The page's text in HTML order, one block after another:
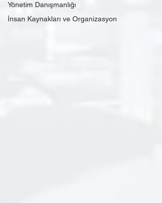
Yönetim Danışmanlığı
İnsan Kaynakları ve Organizasyon